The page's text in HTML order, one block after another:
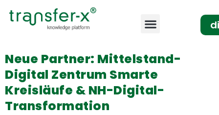
Neue Partner: Mittelstand-
Digital Zentrum Smarte
Kreisläufe & NH-Digital-
Transformation